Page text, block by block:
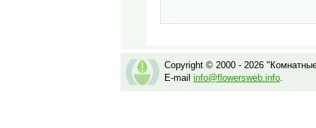
Copyright © 2000 - 2026
E-mail info@flowersweb.info.